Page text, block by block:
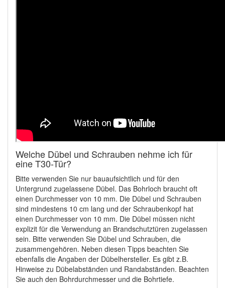
Welche Dübel und Schrauben nehme ich für
eine T30-Tür?
Bitte verwenden Sie nur bauaufsichtlich und für den
Untergrund zugelassene Dübel. Das Bohrloch braucht oft
einen Durchmesser von 10 mm. Die Dübel und Schrauben
sind mindestens 10 cm lang und der Schraubenkopf hat
einen Durchmesser von 10 mm. Die Dübel müssen nicht
explizit für die Verwendung an Brandschutztüren zugelassen
sein. Bitte verwenden Sie Dübel und Schrauben, die
zusammengehören. Neben diesen Tipps beachten Sie
ebenfalls die Angaben der Dübelhersteller. Es gibt z.B.
Hinweise zu Dübelabständen und Randabständen. Beachten
Sie auch den Bohrdurchmesser und die Bohrtiefe.